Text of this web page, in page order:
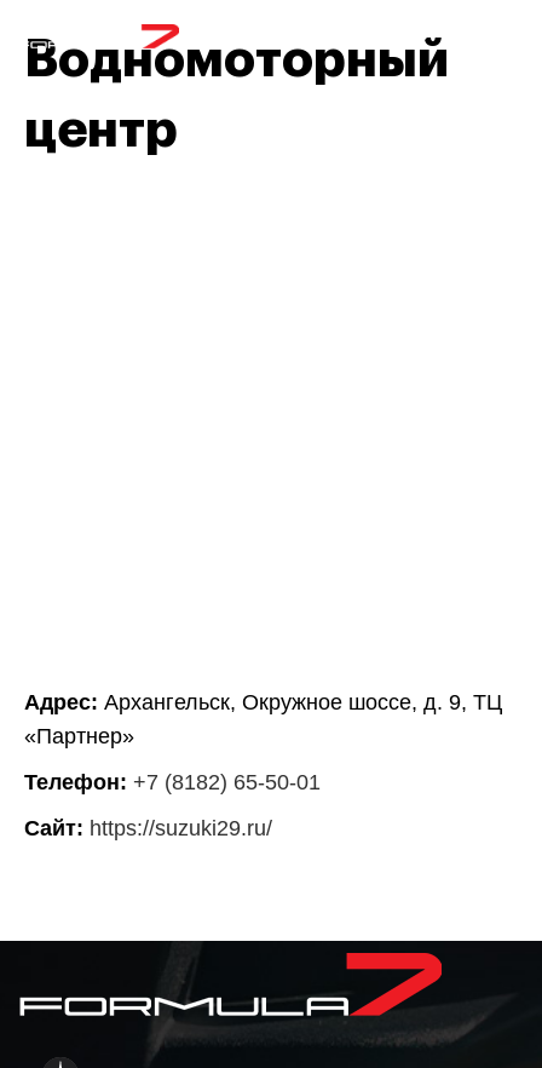
Водномоторный
центр
Адрес: Архангельск, Окружное шоссе, д. 9, ТЦ
«Партнер»
Телефон: +7 (8182) 65-50-01
Сайт: https://suzuki29.ru/